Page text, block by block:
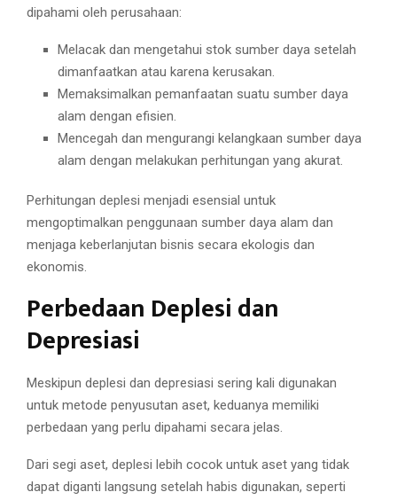
dipahami oleh perusahaan:
Melacak dan mengetahui stok sumber daya setelah
dimanfaatkan atau karena kerusakan.
Memaksimalkan pemanfaatan suatu sumber daya
alam dengan efisien.
Mencegah dan mengurangi kelangkaan sumber daya
alam dengan melakukan perhitungan yang akurat.
Perhitungan deplesi menjadi esensial untuk
mengoptimalkan penggunaan sumber daya alam dan
menjaga keberlanjutan bisnis secara ekologis dan
ekonomis.
Perbedaan Deplesi dan
Depresiasi
Meskipun deplesi dan depresiasi sering kali digunakan
untuk metode penyusutan aset, keduanya memiliki
perbedaan yang perlu dipahami secara jelas.
Dari segi aset, deplesi lebih cocok untuk aset yang tidak
dapat diganti langsung setelah habis digunakan, seperti